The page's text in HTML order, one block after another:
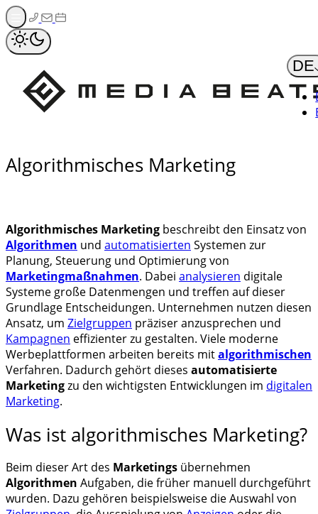
Zum
Inhalt
springen
DE
Algorithmisches Marketing
Algorithmisches Marketing beschreibt den Einsatz von
Algorithmen und automatisierten Systemen zur
Planung, Steuerung und Optimierung von
Marketingmaßnahmen. Dabei analysieren digitale
Systeme große Datenmengen und treffen auf dieser
Grundlage Entscheidungen. Unternehmen nutzen diesen
Ansatz, um Zielgruppen präziser anzusprechen und
Kampagnen effizienter zu gestalten. Viele moderne
Werbeplattformen arbeiten bereits mitalgorithmischen
Verfahren. Dadurch gehört dieses automatisierte
Marketingzu den wichtigsten Entwicklungen im digitalen
Marketing.
Was ist algorithmisches Marketing?
Beim dieser Art des Marketings übernehmen
Algorithmen Aufgaben, die früher manuell durchgeführt
wurden. Dazu gehören beispielsweise die Auswahl von